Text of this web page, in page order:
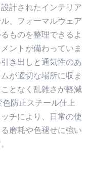
計されたインテリア
、フォーマルウェア
ものを整理できるよ
ントが備わっていま
き出しと通気性のあ
が適切な場所に収ま
となく乱雑さが軽減
防止スチール仕上
チにより、日常の使
磨耗や色褪せに強い